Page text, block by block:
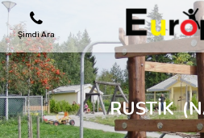
Şimdi Ara
OYUN PARKLARI
SKATEPARKLAR
RUSTİK